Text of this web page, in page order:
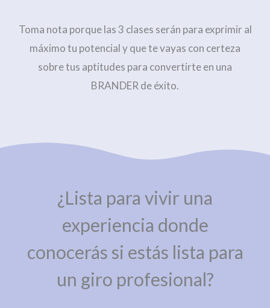
Toma nota porque las 3 clases serán para exprimir al
máximo tu potencial y que te vayas con certeza
sobre tus aptitudes para convertirte en una
BRANDER de éxito.
¿Lista para vivir una
experiencia donde
conocerás si estás lista para
un giro profesional?